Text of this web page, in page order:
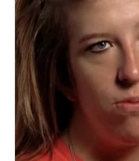
Und so
Die Hefe mit 1
verrühren. 300 g
bereiten. Den Teig
verdoppelt hat, das
schaumig